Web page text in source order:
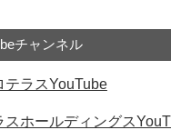
チャンネル
テラスYouTube
スホールディングス